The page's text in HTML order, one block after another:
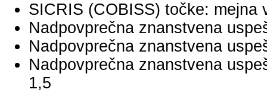
SICRIS (COBISS) točke: mejna
Nadpovprečna znanstvena
Nadpovprečna znanstvena
Nadpovprečna znanstvena
1,5